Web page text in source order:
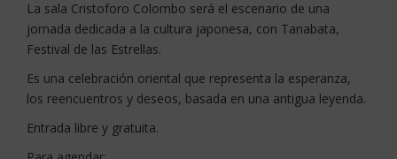
La sala Cristoforo Colombo será el escenario de una
jornada dedicada a la cultura japonesa, con Tanabata,
Festival de las Estrellas.
Es una celebración oriental que representa la esperanza,
los reencuentros y deseos, basada en una antigua leyenda.
Entrada libre y gratuita.